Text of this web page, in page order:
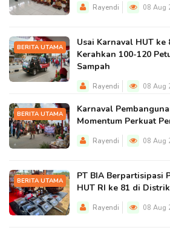
Rayendi 08 Aug
BERITA UTAMA
Usai Karnaval HUT ke
Kerahkan 100-120
Sampah
Rayendi 08 Aug
BERITA UTAMA
Karnaval
Momentum Perkuat
Rayendi 08 Aug
BERITA UTAMA
PT BIA Berpartisipasi
HUT RI ke 81 di
Rayendi 08 Aug